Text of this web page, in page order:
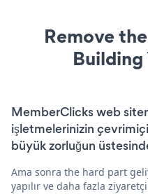
Remove
Building
MemberClicks web
işletmelerinizin çevrimiçi
büyük zorluğun
Ama sonra the hard part
yapılır ve daha fazla